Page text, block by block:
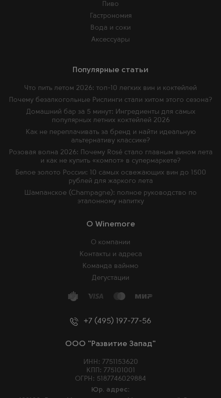
+7 (495) 197-77-56
ООО "Развитие Запад"
ИНН: 7751153620
КПП: 775101001
ОГРН: 5187746029884
Юр. адрес:
O Winemore
О компании
Контакты и адреса
Команда вайнмо
Дегустации
Пиво
Гастрономия
Вода и соки
Аксессуары
Популярные статьи
Что пить летом 2026: топ-10 легких вин и коктейлей
Почему безалкогольные Рислинги стали хитом этого сезона?
Домашний бар за 5 минут: Ингредиенты для самых
популярных летних коктейлей 2026
Как не переплачивать за бренд и найти идеальную
альтернативу классике?
Розовая волна 2026: Почему Rosé стало главным вином лета
и как не купить «компот» в супермаркете?
Белое золото России: 10 самых освежающих вин до 1500
рублей для жаркого лета
Шампанское (Champagne): полное руководство по
эталонному напитку